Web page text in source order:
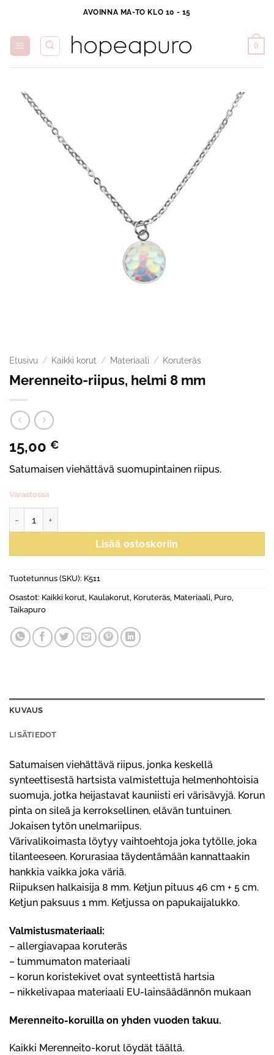
content
AVOINNA MA-TO KLO 10 - 15
0
Etusivu / Kaikki korut / Materiaali / Koruteräs
Merenneito-riipus, helmi 8 mm
15,00 €
Satumaisen viehättävä suomupintainen riipus.
Varastossa
Lisää ostoskoriin
Tuotetunnus (SKU): K511
Osastot: Kaikki korut Kaulakorut Koruteräs Materiaali Puro
Taikapuro
KUVAUS
LISÄTIEDOT
Satumaisen viehättävä riipus, jonka keskellä
synteettisestä hartsista valmistettuja helmenhohtoisia
suomuja, jotka heijastavat kauniisti eri värisävyjä. Korun
pinta on sileä ja kerroksellinen, elävän tuntuinen.
Jokaisen tytön unelmariipus.
Värivalikoimasta löytyy vaihtoehtoja joka tytölle, joka
tilanteeseen. Korurasiaa täydentämään kannattaakin
hankkia vaikka joka väriä.
Riipuksen halkaisija 8 mm. Ketjun pituus 46 cm + 5 cm.
Ketjun paksuus 1 mm. Ketjussa on papukaijalukko.
Valmistusmateriaali:
– allergiavapaa koruteräs
– tummumaton materiaali
– korun koristekivet ovat synteettistä hartsia
– nikkelivapaa materiaali EU-lainsäädännön mukaan
Merenneito-koruilla on yhden vuoden takuu.
Kaikki Merenneito-korut löydät täältä.